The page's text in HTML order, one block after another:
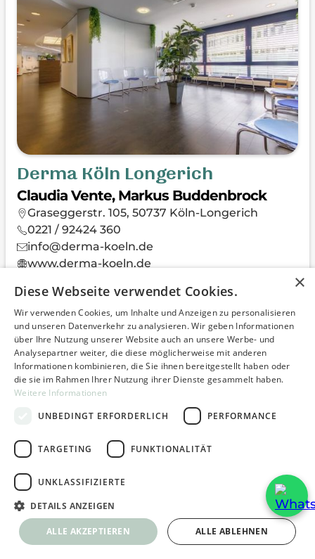
Derma Köln Longerich
Claudia Vente, Markus Buddenbrock
Graseggerstr. 105, 50737 Köln-Longerich
0221 / 92424 360
info@derma-koeln.de
www.derma-koeln.de
Derma Köln Hohenlind
×
Diese Webseite verwendet Cookies.
Wir verwenden Cookies, um Inhalte und Anzeigen zu personalisieren
und unseren Datenverkehr zu analysieren. Wir geben Informationen
über Ihre Nutzung unserer Website auch an unsere Werbe- und
Analysepartner weiter, die diese möglicherweise mit anderen
Informationen kombinieren, die Sie ihnen bereitgestellt haben oder
die sie im Rahmen Ihrer Nutzung ihrer Dienste gesammelt haben.
Weitere Informationen
UNBEDINGT ERFORDERLICH
PERFORMANCE
TARGETING FUNKTIONALITÄT
UNKLASSIFIZIERTE
DETAILS ANZEIGEN
ALLE AKZEPTIEREN ALLE ABLEHNEN